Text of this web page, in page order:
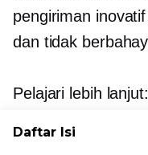
pengiriman
dan tidak
Pelajari lebih lanjut:
Daftar Isi